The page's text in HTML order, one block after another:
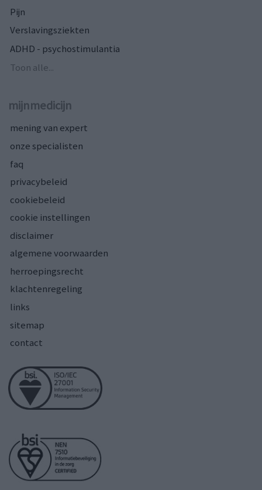
Pijn
Verslavingsziekten
ADHD - psychostimulantia
Toon alle...
mijnmedicijn
mening van expert
onze specialisten
faq
privacybeleid
cookiebeleid
cookie instellingen
disclaimer
algemene voorwaarden
herroepingsrecht
klachtenregeling
links
sitemap
contact